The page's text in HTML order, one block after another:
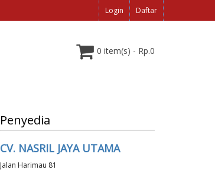
Login Daftar
0 item(s) - Rp.0
Penyedia
CV. NASRIL JAYA UTAMA
Jalan Harimau 81